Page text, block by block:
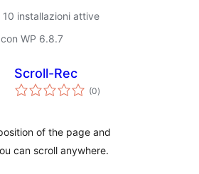
10 installazioni attive
WP 6.8.7
Scroll-Rec
(0valutazioni
totali
)
of the page and
can scroll anywhere.